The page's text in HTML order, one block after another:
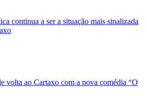
continua a ser a situação mais sinalizada
volta ao Cartaxo com a nova comédia “O